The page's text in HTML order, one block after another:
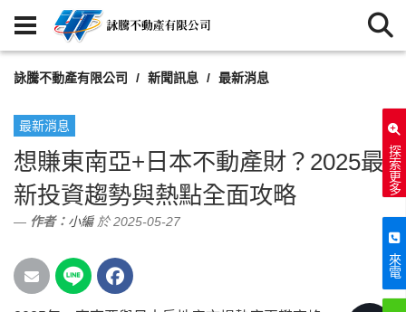
探索更多
來電
詠騰不動產有限公司 新聞訊息 最新消息
最新消息
想賺東南亞+日本不動產財？2025最
新投資趨勢與熱點全面攻略
作者： 小編於 2025-05-27